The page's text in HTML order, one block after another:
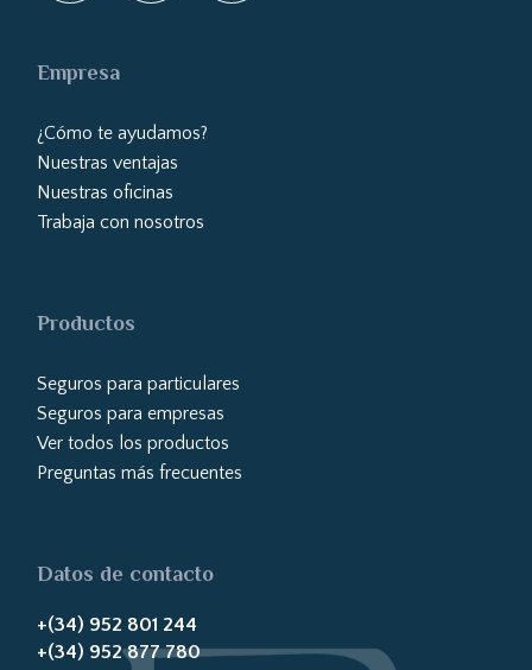
Empresa
¿Cómo te ayudamos?
Nuestras ventajas
Nuestras oficinas
Trabaja con nosotros
Productos
Seguros para particulares
Seguros para empresas
Ver todos los productos
Preguntas más frecuentes
Datos de contacto
+(34) 952 801 244
+(34) 952 877 780